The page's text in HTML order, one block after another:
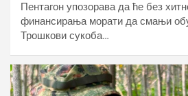
Пентагон упозорава да ће без
финансирања морати да смањи
Трошкови сукоба…